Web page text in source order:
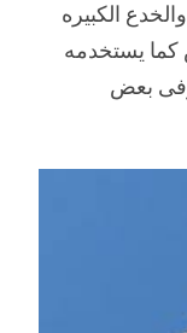
الكبيره
كما يستخدمه
بعض